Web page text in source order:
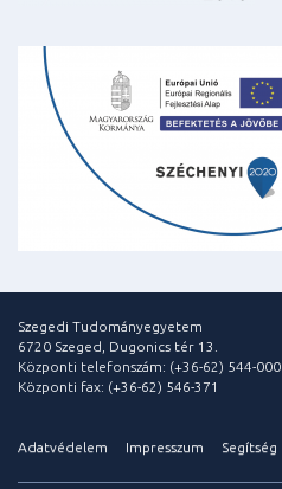
Szegedi Tudományegyetem
6720 Szeged, Dugonics tér 13.
Központi telefonszám: (+36-62) 544-000
Központi fax: (+36-62) 546-371
Adatvédelem Impresszum Segítség